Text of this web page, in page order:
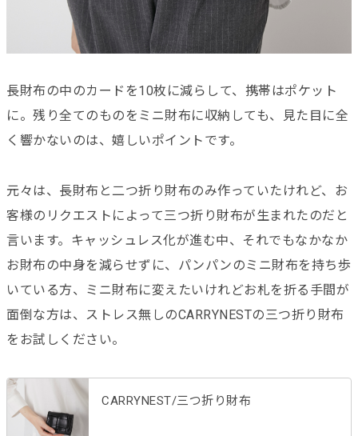
長財布の中のカードを10枚に減らして、携帯はポケット
に。残り全てのものをミニ財布に収納しても、見た目に全
く響かないのは、嬉しいポイントです。
元々は、長財布と二つ折り財布のみ作っていたけれど、お
客様のリクエストによって三つ折り財布が生まれたのだと
言います。キャッシュレス化が進む中、それでもなかなか
お財布の中身を減らせずに、パンパンのミニ財布を持ち歩
いている方、ミニ財布に変えたいけれどお札を折る手間が
面倒な方は、ストレス無しのCARRYNESTの三つ折り財布
をお試しください。
CARRYNEST/三つ折り財布